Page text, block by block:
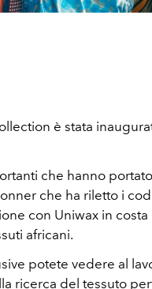
è stata
che hanno
che ha riletto i
con Uniwax in
africani.
potete vedere al
ricerca del tessuto